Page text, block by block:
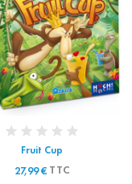
Fruit Cup
27,99 €TTC